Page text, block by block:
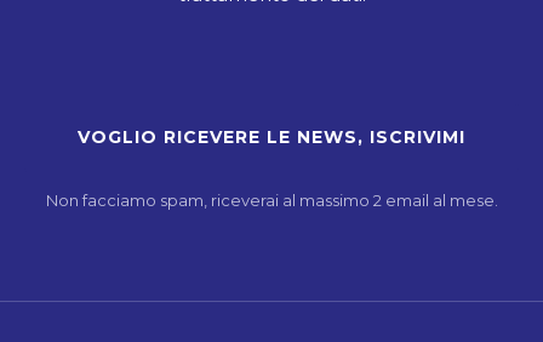
Non facciamo spam, riceverai al massimo 2 email al mese.